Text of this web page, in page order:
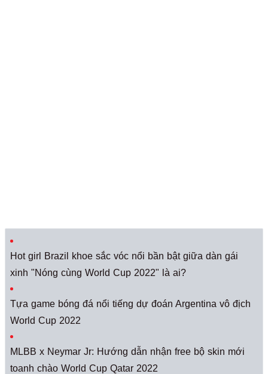
Hot girl Brazil khoe sắc vóc nổi bần bật giữa dàn gái
xinh "Nóng cùng World Cup 2022" là ai?
Tựa game bóng đá nổi tiếng dự đoán Argentina vô địch
World Cup 2022
MLBB x Neymar Jr: Hướng dẫn nhận free bộ skin mới
toanh chào World Cup Qatar 2022